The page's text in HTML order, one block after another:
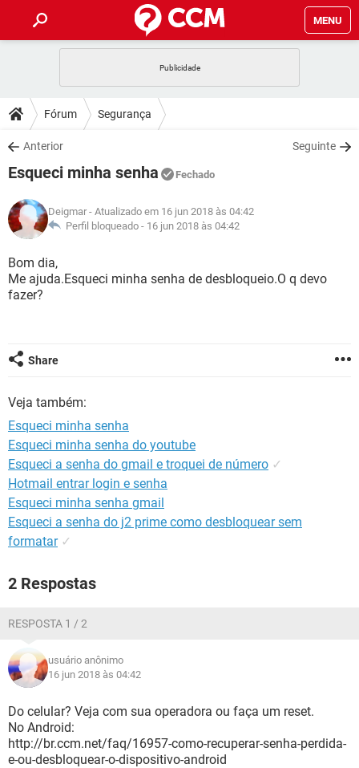
MENU
CELULAR
OUTLOOK
INSTAGRAM GMAIL
GUIA DE COMPRAS
DICAS
JOGOS
INSTAGRAM GMAIL
GUIA DE COMPRAS
DOWNLOADS
JOGOS WHATSAPP
CELULAR
OUTLOOK EXCEL
INSTAGRAM
GUIA DE COMPRAS
FÓRUM
JOGOS WHATSAPP
CELULAR
OUTLOOK
INSTAGRAM
GLOSSÁRIO
JOGOS
CELULAR FACEBOOK
GUIA DE COMPRAS
Fórum Segurança
Anterior Seguinte
Esqueci minha senha Fechado
Deigmar - Atualizado em 16 jun 2018 às 04:42
Perfil bloqueado - 16 jun 2018 às 04:42
Bom dia,
Me ajuda.Esqueci minha senha de desbloqueio.O q devo
fazer?
Share
Veja também:
Esqueci minha senha
Esqueci minha senha do youtube
Esqueci a senha do gmail e troquei de número ✓
Hotmail entrar login e senha
Esqueci minha senha gmail
Esqueci a senha do j2 prime como desbloquear sem
formatar ✓
2 Respostas
RESPOSTA 1 / 2
usuário anônimo
16 jun 2018 às 04:42
Do celular? Veja com sua operadora ou faça um reset.
No Android:
http://br.ccm.net/faq/16957-como-recuperar-senha-perdida-
e-ou-desbloquear-o-dispositivo-android